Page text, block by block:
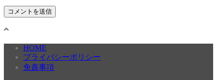
HOME
プライバシーポリシー
免責事項